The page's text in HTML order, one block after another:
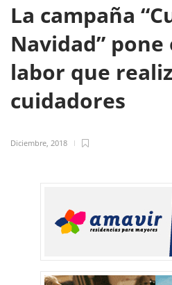
La campaña
Navidad”
labor que
cuidadores
Diciembre, 2018